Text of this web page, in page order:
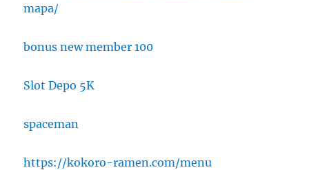
mapa/
bonus new member 100
Slot Depo 5K
spaceman
https://kokoro-ramen.com/menu